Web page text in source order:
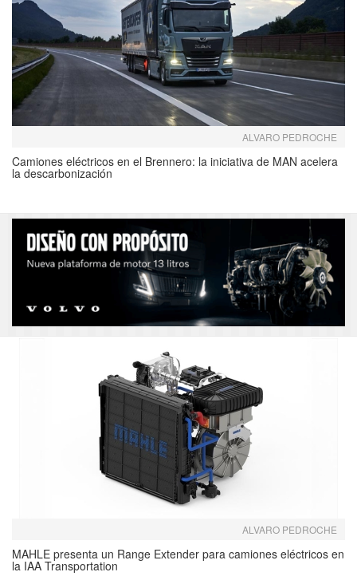
ALVARO PEDROCHE
Camiones eléctricos en el Brennero: la iniciativa de MAN acelera
la descarbonización
ALVARO PEDROCHE
MAHLE presenta un Range Extender para camiones eléctricos en
la IAA Transportation